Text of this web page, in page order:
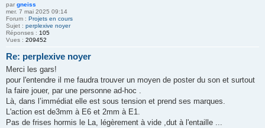
par gneiss
mer. 7 mai 2025 09:14
Forum : Projets en cours
Sujet : perplexive noyer
Réponses : 105
Vues : 209452
Re: perplexive noyer
Merci les gars!
pour l'entendre il me faudra trouver un moyen de poster du son et surtout
la faire jouer, par une personne ad-hoc .
Là, dans l’immédiat elle est sous tension et prend ses marques.
L'action est de3mm à E6 et 2mm à E1.
Pas de frises hormis le La, légèrement à vide ,dut à l'entaille ...